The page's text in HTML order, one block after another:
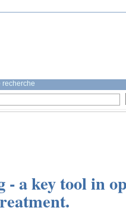
recherche
- a key tool in